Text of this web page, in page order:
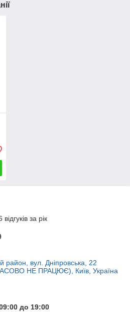
за рік
район, вул. Дніпровська, 22
НЕ ПРАЦЮЄ), Київ, Україна
до 19:00